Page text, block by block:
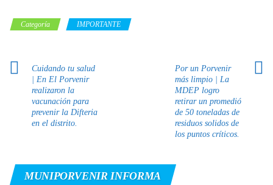
Categoría IMPORTANTE
Cuidando tu salud
| En El Porvenir
realizaron la
vacunación para
prevenir la Difteria
en el distrito.
Por un Porvenir
más limpio | La
MDEP logro
retirar un promedió
de 50 toneladas de
residuos solidos de
los puntos críticos.
MUNIPORVENIR INFORMA